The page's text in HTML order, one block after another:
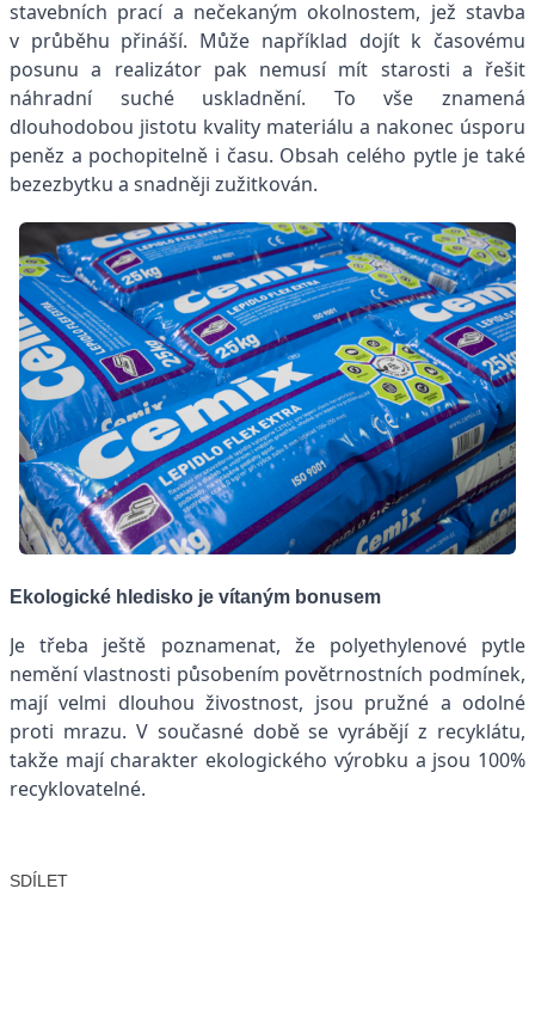
stavebních prací a nečekaným okolnostem, jež stavba
v průběhu přináší. Může například dojít k časovému
posunu a realizátor pak nemusí mít starosti a řešit
náhradní suché uskladnění. To vše znamená
dlouhodobou jistotu kvality materiálu a nakonec úsporu
peněz a pochopitelně i času. Obsah celého pytle je také
bezezbytku a snadněji zužitkován.
Ekologické hledisko je vítaným bonusem
Je třeba ještě poznamenat, že polyethylenové pytle
nemění vlastnosti působením povětrnostních podmínek,
mají velmi dlouhou živostnost, jsou pružné a odolné
proti mrazu. V současné době se vyrábějí z recyklátu,
takže mají charakter ekologického výrobku a jsou 100%
recyklovatelné.
SDÍLET